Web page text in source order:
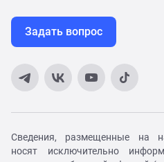
Задать вопрос
Сведения, размещенные на
носят исключительно